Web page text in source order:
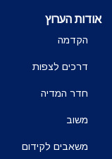
אודות הערוץ
הקדמה
דרכים לצפות
חדר המדיה
משוב
משאבים לקידום